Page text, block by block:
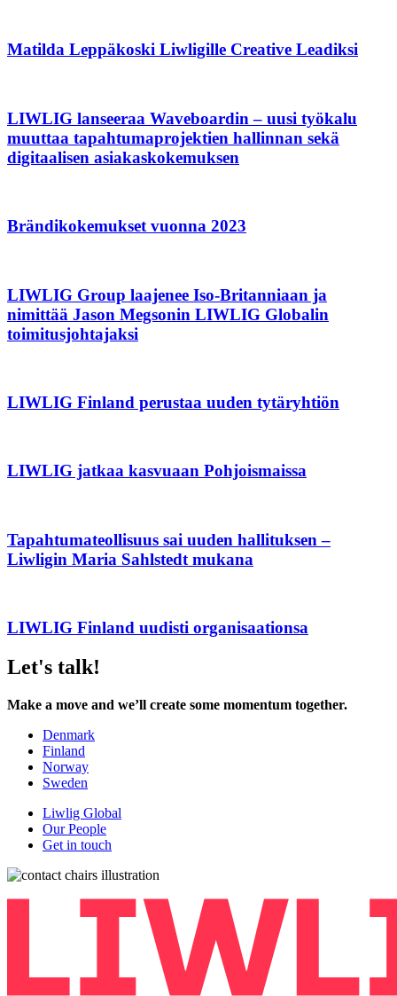
Matilda Leppäkoski Liwligille Creative Leadiksi
LIWLIG lanseeraa Waveboardin – uusi työkalu
muuttaa tapahtumaprojektien hallinnan sekä
digitaalisen asiakaskokemuksen
Brändikokemukset vuonna 2023
LIWLIG Group laajenee Iso-Britanniaan ja
nimittää Jason Megsonin LIWLIG Globalin
toimitusjohtajaksi
LIWLIG Finland perustaa uuden tytäryhtiön
LIWLIG jatkaa kasvuaan Pohjoismaissa
Tapahtuma­teollisuus sai uuden hallituksen –
Liwligin Maria Sahlstedt mukana
LIWLIG Finland uudisti organisaationsa
Let's talk!
Make a move and we’ll create some momentum together.
Denmark
Finland
Norway
Sweden
Liwlig Global
Our People
Get in touch